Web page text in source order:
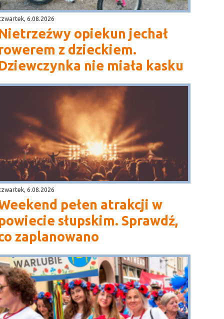
6.08.2026
opiekun jechał
z dzieckiem.
nie miała kasku
6.08.2026
pełen atrakcji w
słupskim. Sprawdź,
zaplanowano